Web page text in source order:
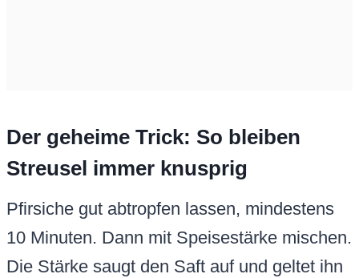
Der geheime Trick: So bleiben
Streusel immer knusprig
Pfirsiche gut abtropfen lassen, mindestens
10 Minuten. Dann mit Speisestärke mischen.
Die Stärke saugt den Saft auf und geltet ihn